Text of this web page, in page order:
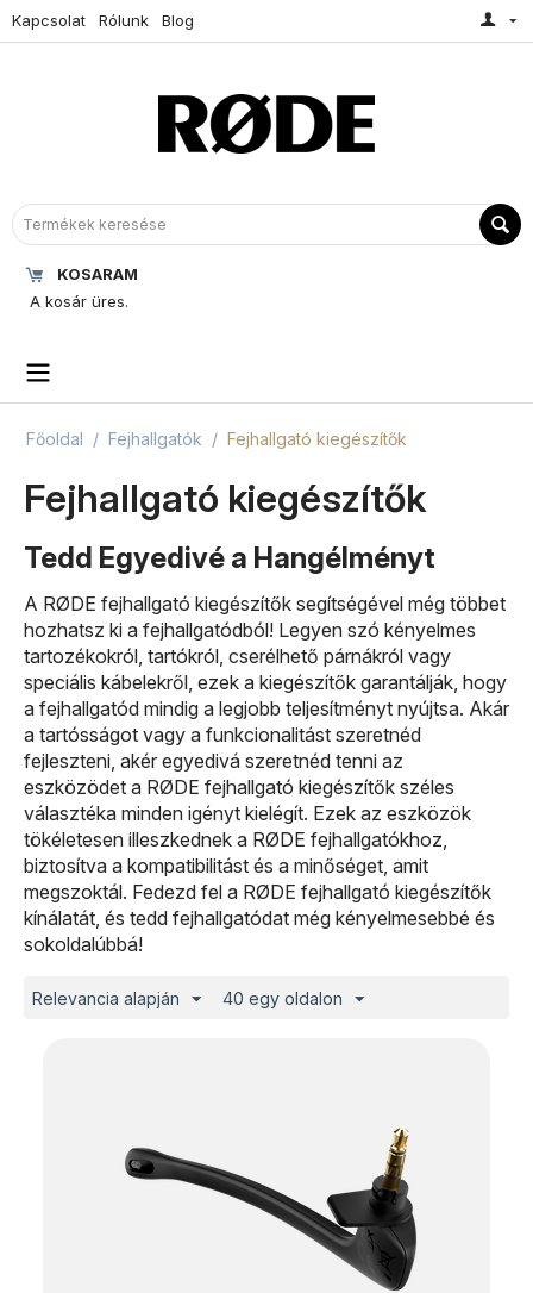
Kapcsolat Rólunk Blog
KOSARAM
A kosár üres.
Főoldal / Fejhallgatók / Fejhallgató kiegészítők
Fejhallgató kiegészítők
Tedd Egyedivé a Hangélményt
A RØDE fejhallgató kiegészítők segítségével még többet
hozhatsz ki a fejhallgatódból! Legyen szó kényelmes
tartozékokról, tartókról, cserélhető párnákról vagy
speciális kábelekről, ezek a kiegészítők garantálják, hogy
a fejhallgatód mindig a legjobb teljesítményt nyújtsa. Akár
a tartósságot vagy a funkcionalitást szeretnéd
fejleszteni, akér egyedivá szeretnéd tenni az
eszközödet a RØDE fejhallgató kiegészítők széles
választéka minden igényt kielégít. Ezek az eszközök
tökéletesen illeszkednek a RØDE fejhallgatókhoz,
biztosítva a kompatibilitást és a minőséget, amit
megszoktál. Fedezd fel a RØDE fejhallgató kiegészítők
kínálatát, és tedd fejhallgatódat még kényelmesebbé és
sokoldalúbbá!
Relevancia alapján 40 egy oldalon